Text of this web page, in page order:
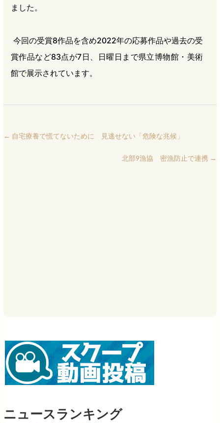
ました。
今回の受賞8作品を含め2022年の応募作品や過去の受
賞作品など83点が7日、日曜日まで県立博物館・美術
館で展示されています。
← 自宅療養で慌てないために 見逃せない「危険な兆候」
北部9漁協 密漁防止で連携 →
ニュースランキング